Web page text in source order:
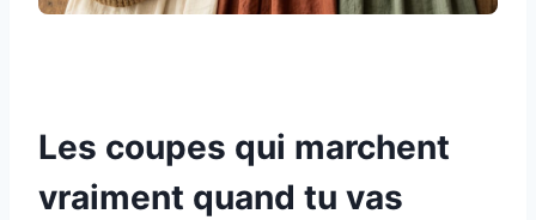
Les coupes qui marchent
vraiment quand tu vas